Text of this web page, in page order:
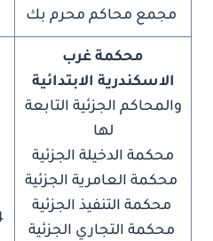
مجمع محاكم محرم بك
محكمة غرب
الاسكندرية الابتدائية
والمحاكم الجزئية التابعة
لها
محكمة الدخيلة الجزئية
محكمة العامرية الجزئية
محكمة التنفيذ الجزئية
محكمة التجاري الجزئية